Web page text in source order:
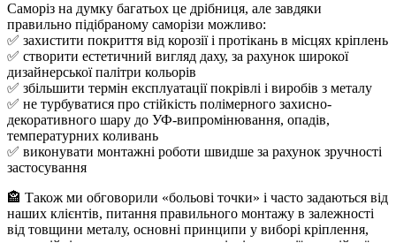
Саморіз на думку багатьох це дрібниця, але завдяки
правильно підібраному саморізи можливо:
✅ захистити покриття від корозії і протікань в місцях кріплень
✅ створити естетичний вигляд даху, за рахунок широкої
дизайнерської палітри кольорів
✅ збільшити термін експлуатації покрівлі і виробів з металу
✅ не турбуватися про стійкість полімерного захисно-
декоративного шару до УФ-випромінювання, опадів,
температурних коливань
✅ виконувати монтажні роботи швидше за рахунок зручності
застосування
🏤 Також ми обговорили «больові точки» і часто задаються від
наших клієнтів, питання правильного монтажу в залежності
від товщини металу, основні принципи у виборі кріплення,